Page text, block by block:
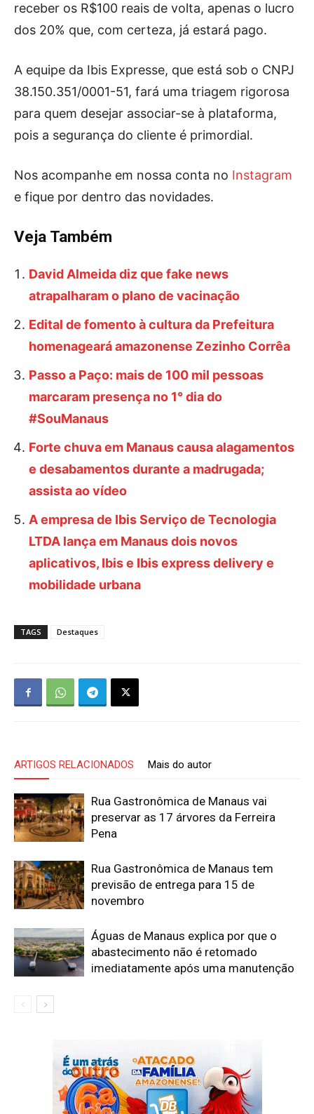
receber os R$100 reais de volta, apenas o lucro
dos 20% que, com certeza, já estará pago.
A equipe da Ibis Expresse, que está sob o CNPJ
38.150.351/0001-51, fará uma triagem rigorosa
para quem desejar associar-se à plataforma,
pois a segurança do cliente é primordial.
Nos acompanhe em nossa conta no Instagram
e fique por dentro das novidades.
Veja Também
David Almeida diz que fake news
atrapalharam o plano de vacinação
Edital de fomento à cultura da Prefeitura
homenageará amazonense Zezinho Corrêa
Passo a Paço: mais de 100 mil pessoas
marcaram presença no 1° dia do
#SouManaus
Forte chuva em Manaus causa alagamentos
e desabamentos durante a madrugada;
assista ao vídeo
A empresa de Ibis Serviço de Tecnologia
LTDA lança em Manaus dois novos
aplicativos, Ibis e Ibis express delivery e
mobilidade urbana
TAGS Destaques
ARTIGOS RELACIONADOS Mais do autor
Rua Gastronômica de Manaus vai
preservar as 17 árvores da Ferreira
Pena
Rua Gastronômica de Manaus tem
previsão de entrega para 15 de
novembro
Águas de Manaus explica por que o
abastecimento não é retomado
imediatamente após uma manutenção